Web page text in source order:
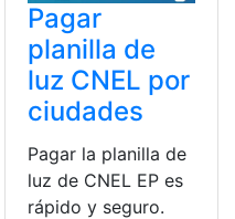
Pagar
planilla de
luz CNEL por
ciudades
Pagar la planilla de
luz de CNEL EP es
rápido y seguro.